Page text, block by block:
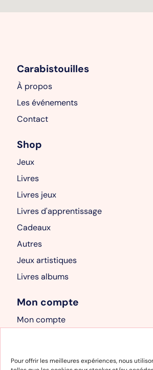
Pour offrir les meilleures expériences, nous
Carabistouilles
À propos
Les événements
Contact
Shop
Jeux
Livres
Livres jeux
Livres d'apprentissage
Cadeaux
Autres
Jeux artistiques
Livres albums
Mon compte
Mon compte
Informations